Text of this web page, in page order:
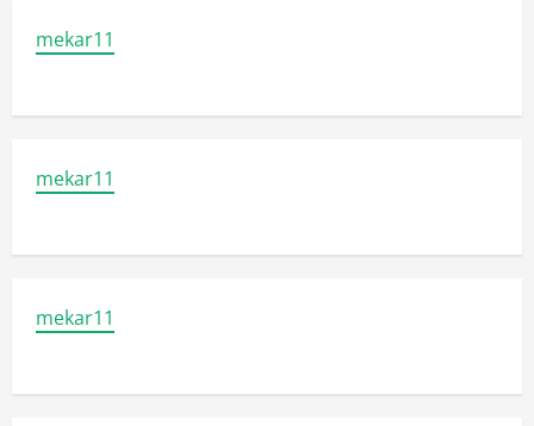
mekar11
mekar11
mekar11